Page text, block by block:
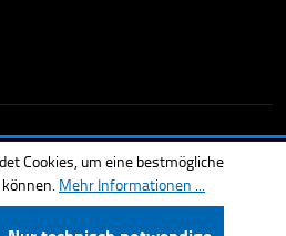
Cookies, um eine bestmögliche
Mehr Informationen ...